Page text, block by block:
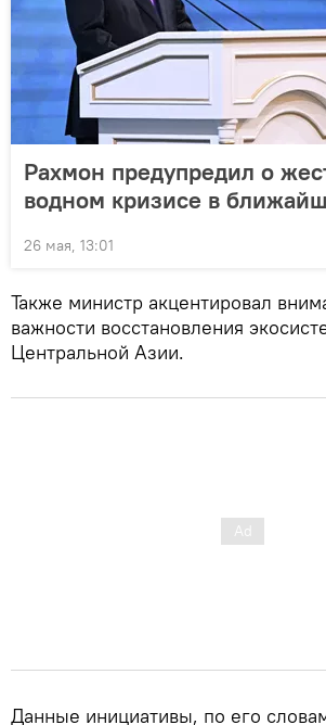
Рахмон предупредил о
водном кризисе в
26 мая, 13:01
Также министр акцентировал
важности восстановления
Центральной Азии.
Данные инициативы, по его